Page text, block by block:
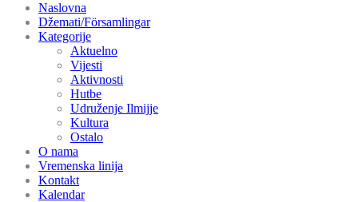
Naslovna
Džemati/Församlingar
Kategorije
Aktuelno
Vijesti
Aktivnosti
Hutbe
Udruženje Ilmijje
Kultura
Ostalo
O nama
Vremenska linija
Kontakt
Kalendar